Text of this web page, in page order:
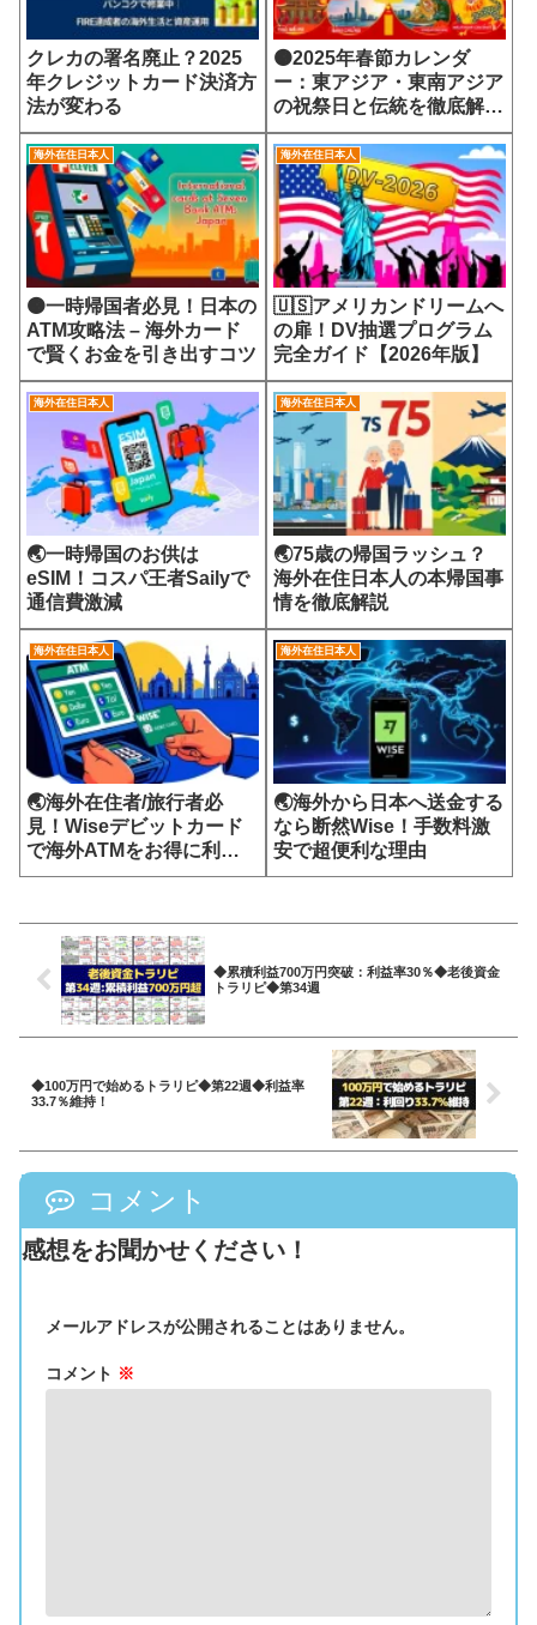
クレカの署名廃止？2025
年クレジットカード決済方
法が変わる
🟠2025年春節カレンダ
ー：東アジア・東南アジア
の祝祭日と伝統を徹底解
説！
海外在住日本人
🟠一時帰国者必見！日本の
ATM攻略法 – 海外カード
で賢くお金を引き出すコツ
海外在住日本人
🇺🇸アメリカンドリームへ
の扉！DV抽選プログラム
完全ガイド【2026年版】
海外在住日本人
🌏一時帰国のお供は
eSIM！コスパ王者Sailyで
通信費激減
海外在住日本人
🌏75歳の帰国ラッシュ？
海外在住日本人の本帰国事
情を徹底解説
海外在住日本人
🌏海外在住者/旅行者必
見！Wiseデビットカード
で海外ATMをお得に利用
する方法
海外在住日本人
🌏海外から日本へ送金する
なら断然Wise！手数料激
安で超便利な理由
◆累積利益700万円突破：利益率30％◆老後資金
トラリピ◆第34週
◆100万円で始めるトラリピ◆第22週◆利益率
33.7％維持！
コメント
感想をお聞かせください！
メールアドレスが公開されることはありません。
コメント ※